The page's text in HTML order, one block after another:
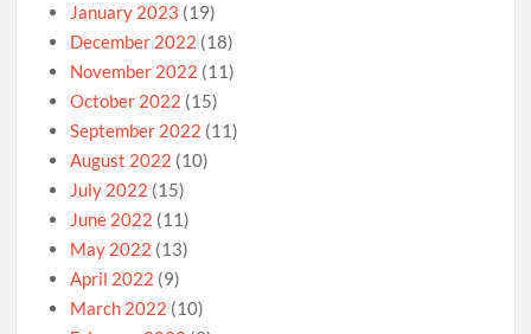
January 2023 (19)
December 2022 (18)
November 2022 (11)
October 2022 (15)
September 2022 (11)
August 2022 (10)
July 2022 (15)
June 2022 (11)
May 2022 (13)
April 2022 (9)
March 2022 (10)